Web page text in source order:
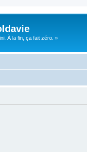
À la fin, ça fait zéro. »